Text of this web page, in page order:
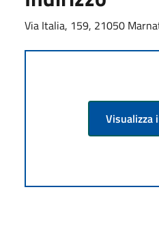
Via Italia, 159, 21050
Visualizza